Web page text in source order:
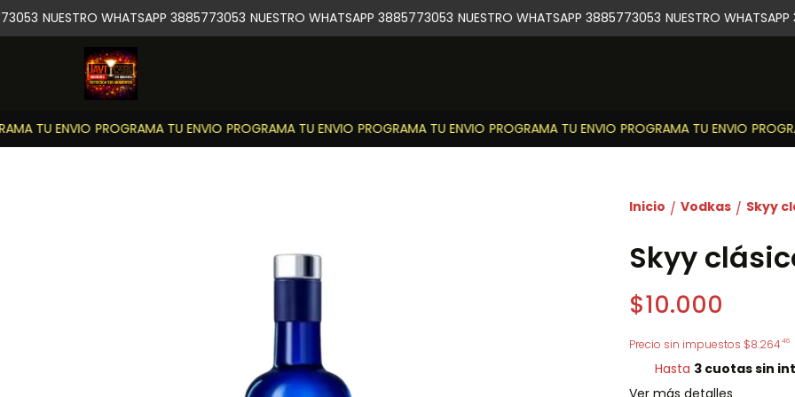
TU ENVIO PROGRAMA TU ENVIO PROGRAMA TU ENVIO PROGRAMA TU ENVIO PROGRAMA TU ENVIO PROGRAMA TU ENVIO
NUESTRO WHATSAPP 3885773053 NUESTRO WHATSAPP 3885773053 NUESTRO WHATSAPP 3885773053 NUESTRO WHATSAPP
Inicio / Vodkas / Skyy
Skyy
$10.000
Precio sin impuestos $8.26446
Hasta 3 cuotas sin
Ver más detalles